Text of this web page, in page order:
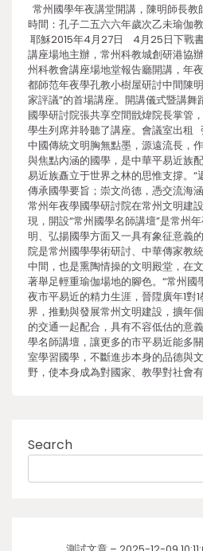
常州國學年夜講堂開講，陳明師長教
時間：孔子二五六六年歲次乙未瑜
耶穌2015年4月27日 4月25日下戰
講座場地主辦，常州科教城創研港協
州科教會講座場地堂報告廳開講，年
都師范年夜學孔教小樹屋研討中間陳
家評議”的首場講座。開講儀式暨講
國學研討院張共享空間戩煒院長掌管
學生列席并聆聽了講座。會議室出租
中國傳統文明胸無點墨，源遠流長，
與焦點內涵的國學，是中華平易近族
易近族矗立于世界之林的思惟支撐。“
傳承國學要旨；崇文尚德，憑交流海
常州年夜學國學研討院在常州文明建
現，開設“常州國學名師講壇”是常州
明、弘揚國學方面又一具有象征意義
院是常州國學學術研討、中華傳家教
中間，也是熏陶情操的文明殿堂，在
著舉足輕重瑜伽場地的腳色。“常州國
夜市平易近的精力生涯，晉陞廣年1對
界，推動與發展常州文明建設，擴年
的交通一起配合，具有不容低估的意
學名師講壇，讓更多的市平易近能多
室學習國學，不斷進步本身的品德與
野，使本身成為對國家、教學對社會
Search